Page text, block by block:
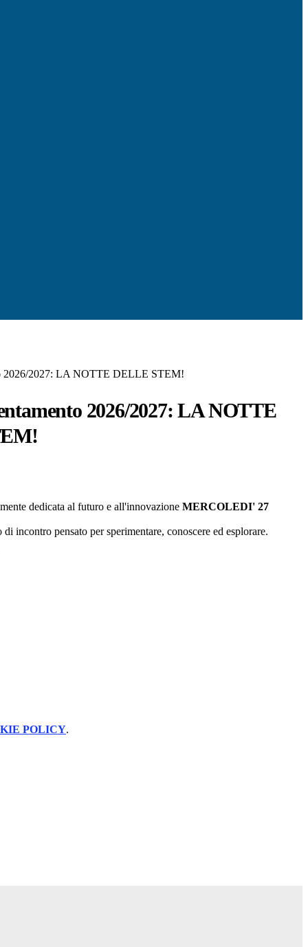
2026/2027: LA NOTTE DELLE STEM!
2026/2027: LA NOTTE
dedicata al futuro e all'innovazione MERCOLEDI' 27
incontro pensato per sperimentare, conoscere ed esplorare.
POLICY.